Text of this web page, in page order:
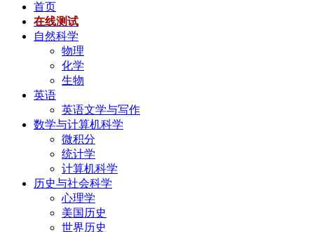
首页
在线测试
自然科学
物理
化学
生物
英语
英语文学与写作
数学与计算机科学
微积分
统计学
计算机科学
历史与社会科学
心理学
美国历史
世界历史